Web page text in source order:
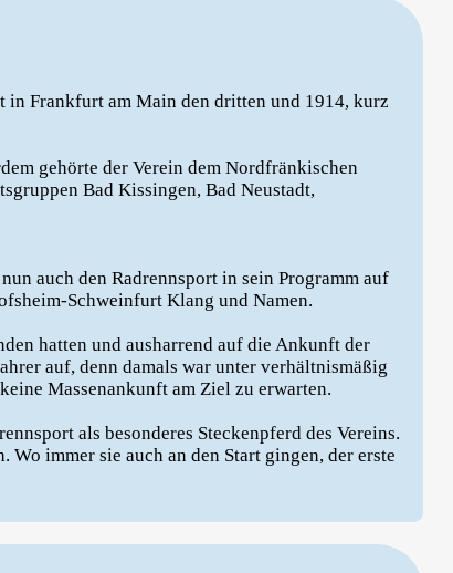
in Frankfurt am Main den dritten und 1914, kurz
gehörte der Verein dem Nordfränkischen
Bad Kissingen, Bad Neustadt,
auch den Radrennsport in sein Programm auf
Schweinfurt Klang und Namen.
hatten und ausharrend auf die Ankunft der
auf, denn damals war unter verhältnismäßig
Massenankunft am Ziel zu erwarten.
als besonderes Steckenpferd des Vereins.
immer sie auch an den Start gingen, der erste